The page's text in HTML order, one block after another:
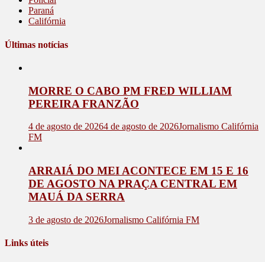
Paraná
Califórnia
Últimas notícias
MORRE O CABO PM FRED WILLIAM
PEREIRA FRANZÃO
4 de agosto de 20264 de agosto de 2026Jornalismo Califórnia
FM
ARRAIÁ DO MEI ACONTECE EM 15 E 16
DE AGOSTO NA PRAÇA CENTRAL EM
MAUÁ DA SERRA
3 de agosto de 2026Jornalismo Califórnia FM
Links úteis